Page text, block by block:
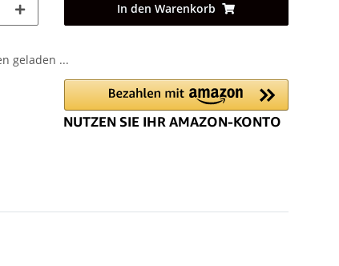
In den Warenkorb
geladen ...